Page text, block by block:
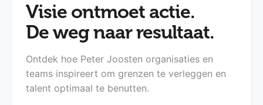
Visie ontmoet actie.
De weg naar resultaat.
Ontdek hoe Peter Joosten organisaties en
teams inspireert om grenzen te verleggen en
talent optimaal te benutten.